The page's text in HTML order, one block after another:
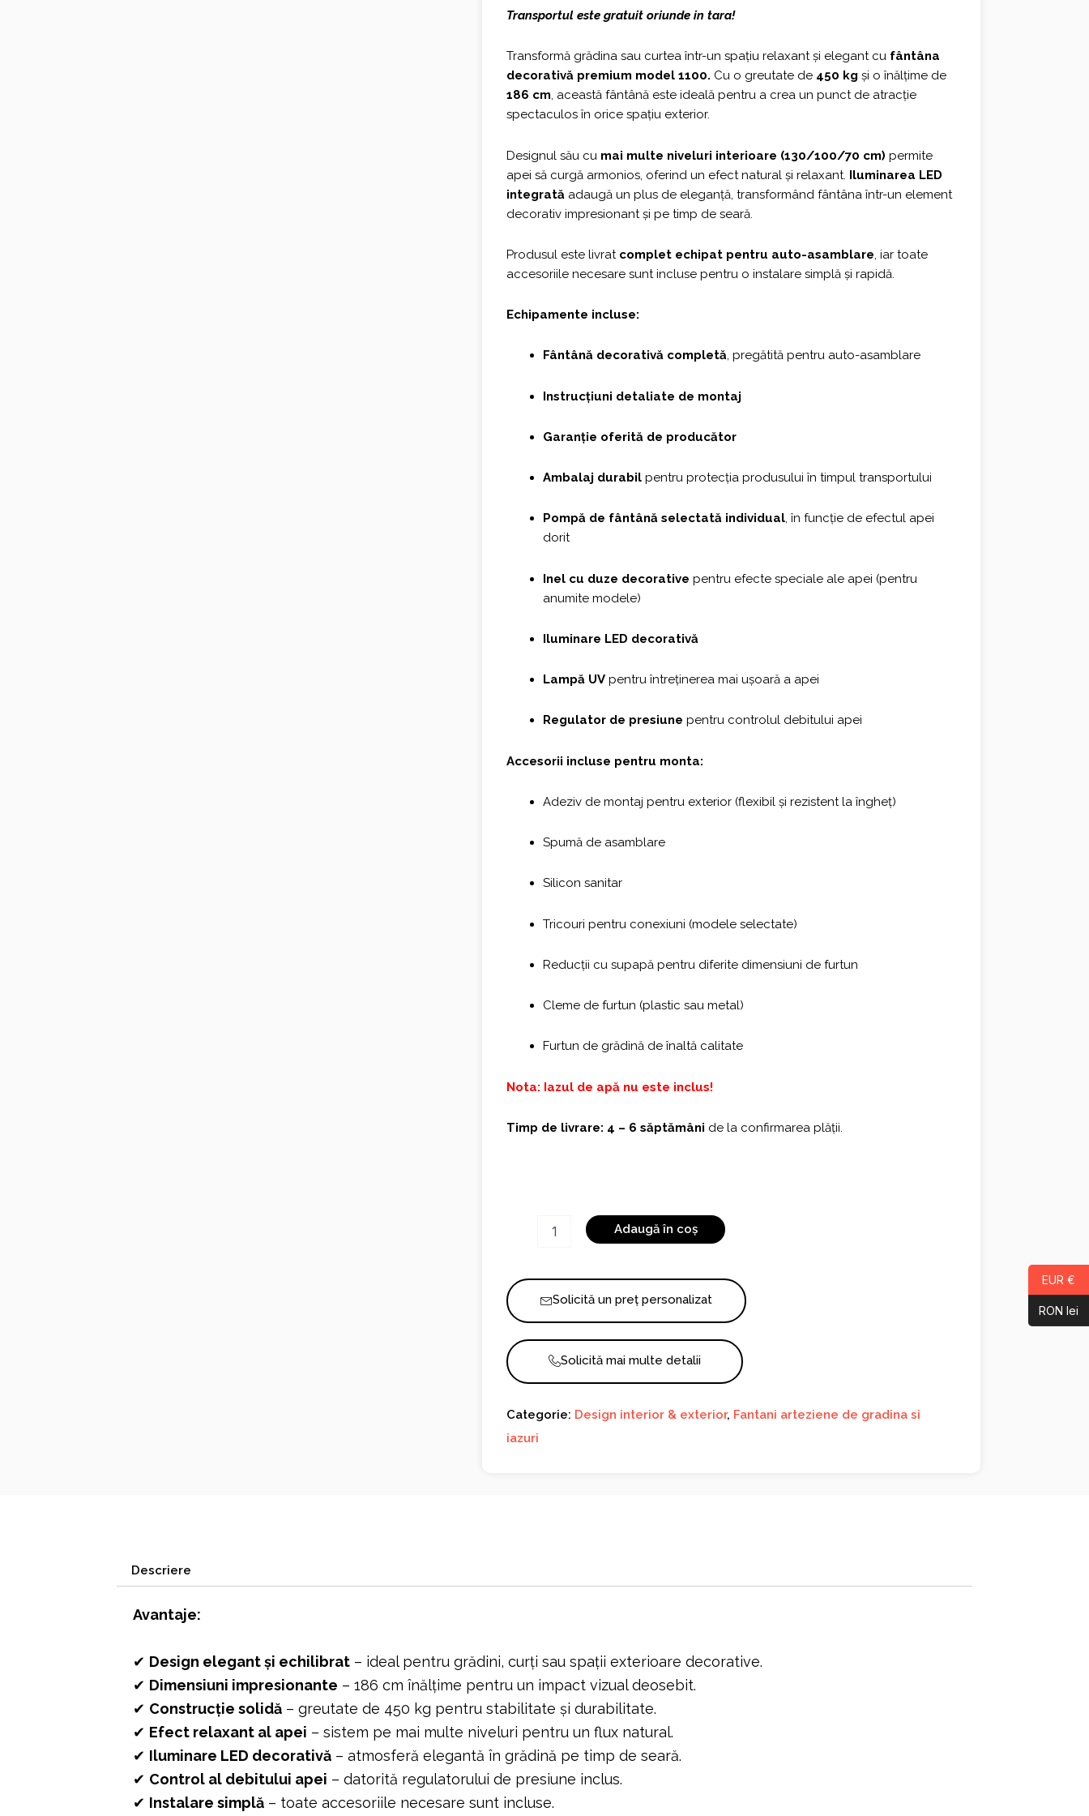
a
fost:
1.410,00 €.
este:
1.279,00 €.
Transportul este gratuit oriunde in tara!
Transformă grădina sau curtea într-un spațiu relaxant și elegant cu fântâna
decorativă premium model 1100. Cu o greutate de 450 kg și o înălțime de
186 cm, această fântână este ideală pentru a crea un punct de atracție
spectaculos în orice spațiu exterior.
Designul său cu mai multe niveluri interioare (130/100/70 cm) permite
apei să curgă armonios, oferind un efect natural și relaxant. Iluminarea LED
integrată adaugă un plus de eleganță, transformând fântâna într-un element
decorativ impresionant și pe timp de seară.
Produsul este livrat complet echipat pentru auto-asamblare, iar toate
accesoriile necesare sunt incluse pentru o instalare simplă și rapidă.
Echipamente incluse:
Fântână decorativă completă, pregătită pentru auto-asamblare
Instrucțiuni detaliate de montaj
Garanție oferită de producător
Ambalaj durabil pentru protecția produsului în timpul transportului
Pompă de fântână selectată individual, în funcție de efectul apei
dorit
Inel cu duze decorative pentru efecte speciale ale apei (pentru
anumite modele)
Iluminare LED decorativă
Lampă UV pentru întreținerea mai ușoară a apei
Regulator de presiune pentru controlul debitului apei
Accesorii incluse pentru monta:
Adeziv de montaj pentru exterior (flexibil și rezistent la îngheț)
Spumă de asamblare
Silicon sanitar
Tricouri pentru conexiuni (modele selectate)
Reducții cu supapă pentru diferite dimensiuni de furtun
Cleme de furtun (plastic sau metal)
Furtun de grădină de înaltă calitate
Nota: Iazul de apă nu este inclus!
Timp de livrare: 4 – 6 săptămâni de la confirmarea plății.
peste
cu
Trei
1100
Adaugă în coș
Solicită un preț personalizat
Solicită mai multe detalii
Categorie: Design interior & exterior, Fantani arteziene de gradina si
iazuri
Descriere
Avantaje:
✔ Design elegant și echilibrat – ideal pentru grădini, curți sau spații exterioare decorative.
✔ Dimensiuni impresionante – 186 cm înălțime pentru un impact vizual deosebit.
✔ Construcție solidă – greutate de 450 kg pentru stabilitate și durabilitate.
✔ Efect relaxant al apei – sistem pe mai multe niveluri pentru un flux natural.
✔ Iluminare LED decorativă – atmosferă elegantă în grădină pe timp de seară.
✔ Control al debitului apei – datorită regulatorului de presiune inclus.
✔ Instalare simplă – toate accesoriile necesare sunt incluse.
EUR €
RON lei